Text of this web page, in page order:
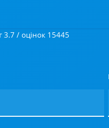
3.7 / оцінок 15445